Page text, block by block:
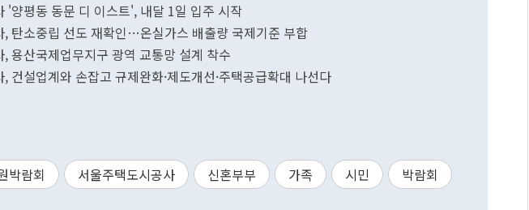
'양평동 동문 디 이스트', 내달 1일 입주 시작
, 탄소중립 선도 재확인…온실가스 배출량 국제기준 부합
용산국제업무지구 광역 교통망 설계 착수
건설업계와 손잡고 규제완화·제도개선·주택공급확대 나선다
박람회 서울주택도시공사 신혼부부 가족 시민 박람회